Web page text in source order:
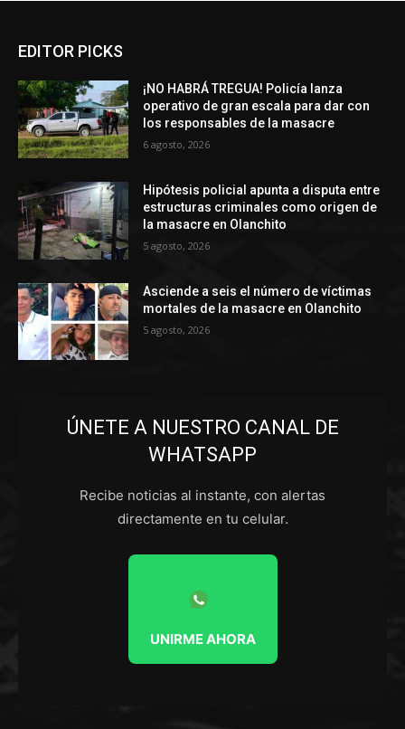
EDITOR PICKS
¡NO HABRÁ TREGUA! Policía lanza
operativo de gran escala para dar con
los responsables de la masacre
6 agosto, 2026
Hipótesis policial apunta a disputa entre
estructuras criminales como origen de
la masacre en Olanchito
5 agosto, 2026
Asciende a seis el número de víctimas
mortales de la masacre en Olanchito
5 agosto, 2026
ÚNETE A NUESTRO CANAL DE
WHATSAPP
Recibe noticias al instante, con alertas
directamente en tu celular.
UNIRME AHORA